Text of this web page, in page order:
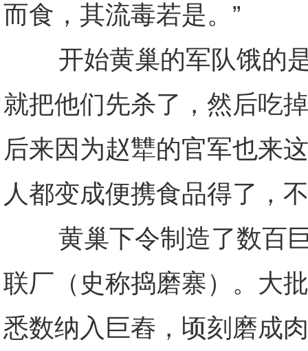
而食，其流毒若是。”
开始黄巢的军队饿的是
就把他们先杀了，然后吃
后来因为赵犨的官军也来
人都变成便携食品得了，
黄巢下令制造了数百巨
联厂（史称捣磨寨）。大
悉数纳入巨舂，顷刻磨成